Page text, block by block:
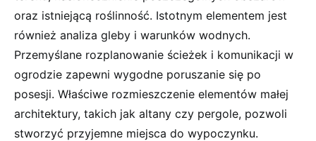
oraz istniejącą roślinność. Istotnym elementem jest
również analiza gleby i warunków wodnych.
Przemyślane rozplanowanie ścieżek i komunikacji w
ogrodzie zapewni wygodne poruszanie się po
posesji. Właściwe rozmieszczenie elementów małej
architektury, takich jak altany czy pergole, pozwoli
stworzyć przyjemne miejsca do wypoczynku.